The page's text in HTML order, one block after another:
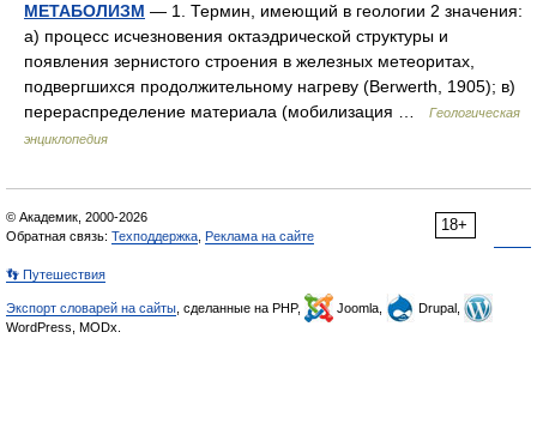
МЕТАБОЛИЗМ — 1. Термин, имеющий в геологии 2 значения:
а) процесс исчезновения октаэдрической структуры и
появления зернистого строения в железных метеоритах,
подвергшихся продолжительному нагреву (Berwerth, 1905); в)
перераспределение материала (мобилизация …
Геологическая
энциклопедия
18+
© Академик, 2000-2026
Обратная связь: Техподдержка Реклама на сайте
👣 Путешествия
Экспорт словарей на сайты , сделанные на PHP, Joomla,
Drupal,
WordPress, MODx.